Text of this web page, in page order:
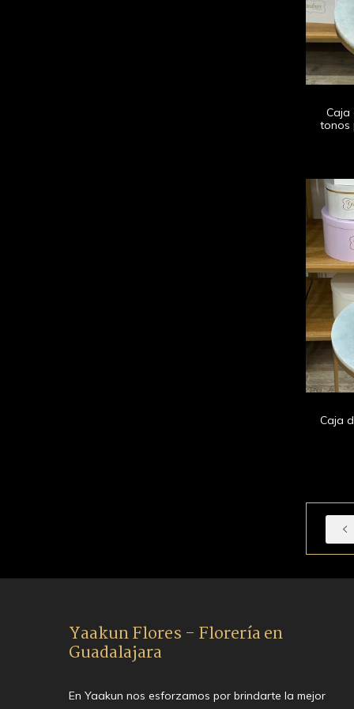
Caja
tonos
Caja
Yaakun Flores - Florería en
Guadalajara
En Yaakun nos esforzamos por brindarte la mejor